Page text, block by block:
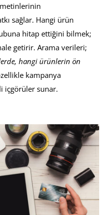
sağlar. Hangi ürün
hitap ettiğini bilmek;
getirir. Arama verileri;
hangi ürünlerin ön
kampanya
içgörüler sunar.